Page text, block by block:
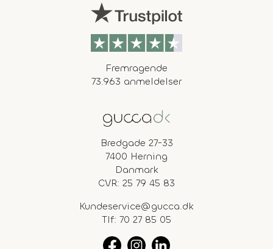
Fremragende
73.963 anmeldelser
Bredgade 27-33
7400 Herning
Danmark
CVR: 25 79 45 83
Kundeservice@gucca.dk
Tlf: 70 27 85 05